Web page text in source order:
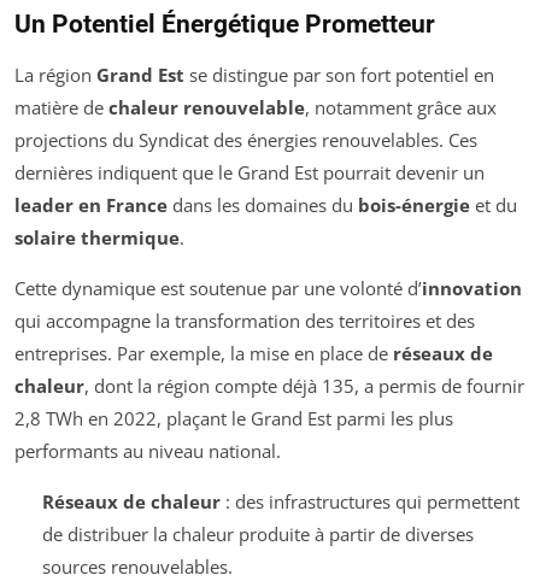
Un Potentiel Énergétique Prometteur
La région Grand Est se distingue par son fort potentiel en
matière de chaleur renouvelable, notamment grâce aux
projections du Syndicat des énergies renouvelables. Ces
dernières indiquent que le Grand Est pourrait devenir un
leader en France dans les domaines du bois-énergie et du
solaire thermique.
Cette dynamique est soutenue par une volonté d’innovation
qui accompagne la transformation des territoires et des
entreprises. Par exemple, la mise en place de réseaux de
chaleur, dont la région compte déjà 135, a permis de fournir
2,8 TWh en 2022, plaçant le Grand Est parmi les plus
performants au niveau national.
Réseaux de chaleur: des infrastructures qui permettent
de distribuer la chaleur produite à partir de diverses
sources renouvelables.